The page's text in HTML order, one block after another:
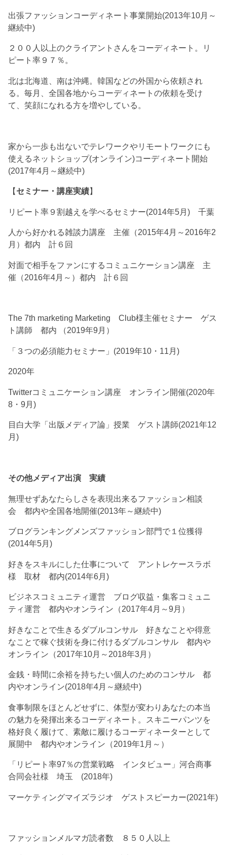
出張ファッションコーディネート事業開始(2013年10月～
継続中)
２００人以上のクライアントさんをコーディネート。リ
ピート率９７％。
北は北海道、南は沖縄。韓国などの外国から依頼され
る。毎月、全国各地からコーディネートの依頼を受け
て、笑顔になれる方を増やしている。
家から一歩も出ないでテレワークやリモートワークにも
使えるネットショップ(オンライン)コーディネート開始
(2017年4月～継続中)
【セミナー・講座実績】
リピート率９割越えを学べるセミナー(2014年5月) 千葉
人から好かれる雑談力講座 主催（2015年4月～2016年2
月）都内 計６回
対面で相手をファンにするコミュニケーション講座 主
催（2016年4月～）都内 計６回
The 7th marketing Marketing Club様主催セミナー ゲス
ト講師 都内 （2019年9月）
「３つの必須能力セミナー」(2019年10・11月)
2020年
Twitterコミュニケーション講座 オンライン開催(2020年
8・9月)
目白大学「出版メディア論」授業 ゲスト講師(2021年12
月)
その他メディア出演 実績
無理せずあなたらしさを表現出来るファッション相談
会 都内や全国各地開催(2013年～継続中)
ブログランキングメンズファッション部門で１位獲得
(2014年5月)
好きをスキルにした仕事について アントレケースラボ
様 取材 都内(2014年6月)
ビジネスコミュニティ運営 ブログ収益・集客コミュニ
ティ運営 都内やオンライン（2017年4月～9月）
好きなことで生きるダブルコンサル 好きなことや得意
なことで稼ぐ技術を身に付けるダブルコンサル 都内や
オンライン（2017年10月～2018年3月）
金銭・時間に余裕を持ちたい個人のためのコンサル 都
内やオンライン(2018年4月～継続中)
食事制限をほとんどせずに、体型が変わりあなたの本当
の魅力を発揮出来るコーディネート。スキニーパンツを
格好良く履けて、素敵に履けるコーディネーターとして
展開中 都内やオンライン（2019年1月～）
「リピート率97％の営業戦略 インタビュー」河合商事
合同会社様 埼玉 (2018年)
マーケティングマイズラジオ ゲストスピーカー(2021年)
ファッションメルマガ読者数 ８５０人以上